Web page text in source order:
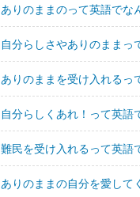
ありのままのって英語でな
自分らしさやありのままっ
ありのままを受け入れるっ
自分らしくあれ！って英語
難民を受け入れるって英語
ありのままの自分を愛して